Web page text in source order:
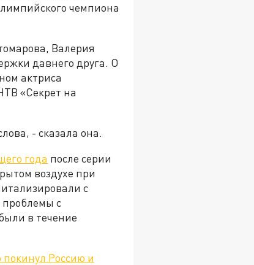
чемпиона
Валерия
давнего друга. О
актриса
«Секрет на
- сказала она.
года после серии
воздухе при
с
проблемы с
в течение
покинул Россию и